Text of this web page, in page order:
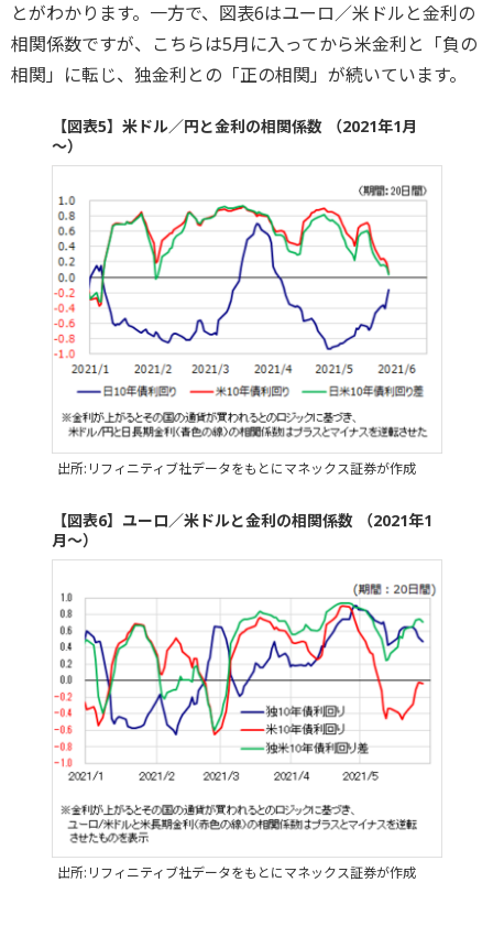
とがわかります。一方で、図表6はユーロ／米ドルと金利の
相関係数ですが、こちらは5月に入ってから米金利と「負の
相関」に転じ、独金利との「正の相関」が続いています。
【図表5】米ドル／円と金利の相関係数 （2021年1月
～）
出所:リフィニティブ社データをもとにマネックス証券が作成
【図表6】ユーロ／米ドルと金利の相関係数 （2021年1
月～）
出所:リフィニティブ社データをもとにマネックス証券が作成